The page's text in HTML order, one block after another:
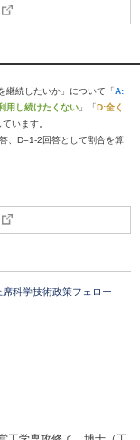
継続したいか」について「A:
用し続けたくない 」「D:全く
います。
、D=1-2回答として割合を算
科学技術政策フェロー